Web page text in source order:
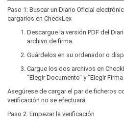
Paso 1: Buscar un Diario Oficial
cargarlos en CheckLex
Descargue la versión PDF del
archivo de firma.
Guárdelos en su ordenador o
Cargue los dos archivos en
"Elegir Documento" y "Elegir
Asegúrese de cargar el par de ficheros
verificación no se efectuará.
Paso 2: Empezar la verificación